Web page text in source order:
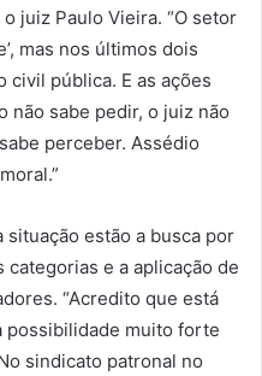
juiz Paulo Vieira. “O setor
mas nos últimos dois
civil pública. E as ações
não sabe pedir, o juiz não
perceber. Assédio
situação estão a busca por
e a aplicação de
“Acredito que está
possibilidade muito forte
sindicato patronal no